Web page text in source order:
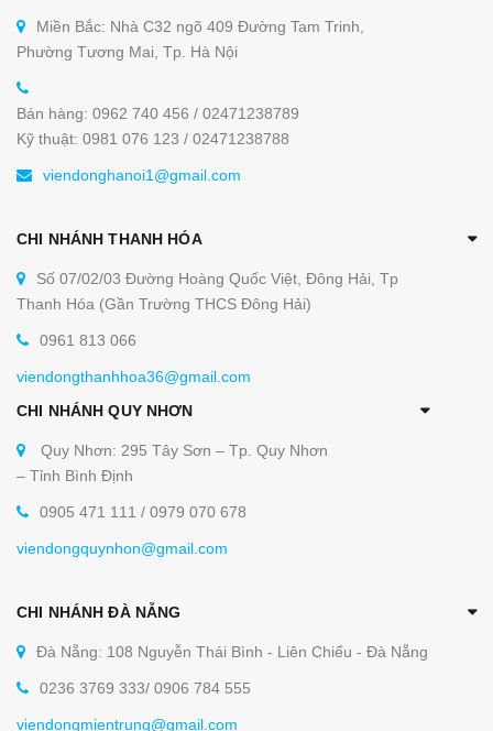
Miền Bắc: Nhà C32 ngõ 409 Đường Tam Trinh,
Phường Tương Mai, Tp. Hà Nội
Bán hàng: 0962 740 456 / 02471238789
Kỹ thuật: 0981 076 123 / 02471238788
viendonghanoi1@gmail.com
CHI NHÁNH THANH HÓA
Số 07/02/03 Đường Hoàng Quốc Việt, Đông Hải, Tp
Thanh Hóa (Gần Trường THCS Đông Hải)
0961 813 066
viendongthanhhoa36@gmail.com
CHI NHÁNH QUY NHƠN
Quy Nhơn: 295 Tây Sơn – Tp. Quy Nhơn
– Tỉnh Bình Định
0905 471 111 / 0979 070 678
viendongquynhon@gmail.com
CHI NHÁNH ĐÀ NẴNG
Đà Nẵng: 108 Nguyễn Thái Bình - Liên Chiểu - Đà Nẵng
0236 3769 333/ 0906 784 555
viendongmientrung@gmail.com